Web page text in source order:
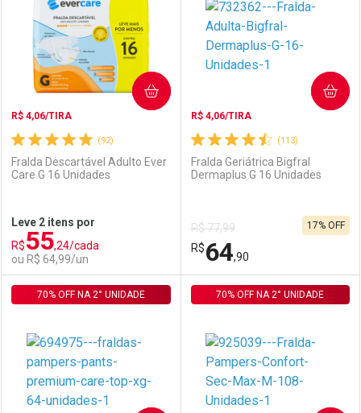
Laboratório
Comprar sem Desconto
Por R$ 91,99/cada
Por Menos
Comprar sem Desconto
Por R$ 91,99/cada
Laboratório
Comprar sem Desconto
Por R$ 79,99/cada
Por Menos
Comprar sem Desconto
Por R$ 79,99/cada
(92)
R$ 4,06/TIRA
Fralda Descartável Adulto Ever
Care G 16 Unidades
Leve 2 itens por
R$55,24/cada
ou R$ 64,99/un
COMPRAR
FECHAR
Laboratório
FECHAR
Por Menos
(113)
R$ 4,06/TIRA
Fralda Geriátrica Bigfral
Dermaplus G 16 Unidades
R$ 77,99
R$64,90
17% OFF
COMPRAR
Laboratório
Por Menos
70% OFF NA 2° UNIDADE 70% OFF NA 2° UNIDADE